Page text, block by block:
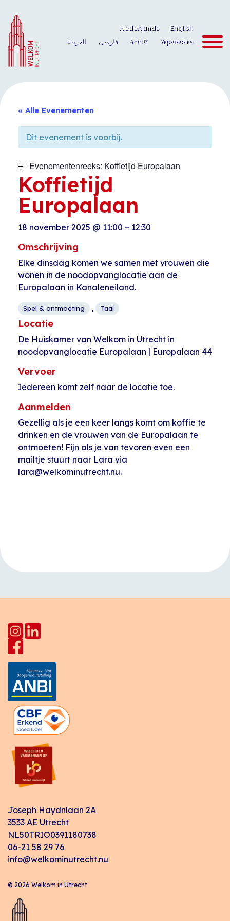
naar
de
inhoud
Nederlands
English
العربية
فارسی ትግርኛ Українська
« Alle Evenementen
Dit evenement is voorbij.
Evenementenreeks: Koffietijd Europalaan
Koffietijd
Europalaan
18 november 2025 @ 11:00 – 12:30
Omschrijving
Elke dinsdag komen we samen met vrouwen die
wonen in de noodopvanglocatie aan de
Europalaan in Kanaleneiland.
Spel & ontmoeting , Taal
Locatie
De Huiskamer van Welkom in Utrecht in
noodopvanglocatie Europalaan | Europalaan 44
Vervoer
Iedereen komt zelf naar de locatie toe.
Aanmelden
Gezellig als je een keer langs komt om koffie te
drinken en de vrouwen van de Europalaan te
ontmoeten! Fijn als je van tevoren even een
mailtje stuurt naar Lara via
lara@welkominutrecht.nu.
Joseph Haydnlaan 2A
3533 AE Utrecht
NL50TRIO0391180738
06-21 58 29 76
info@welkominutrecht.nu
© 2026 Welkom in Utrecht